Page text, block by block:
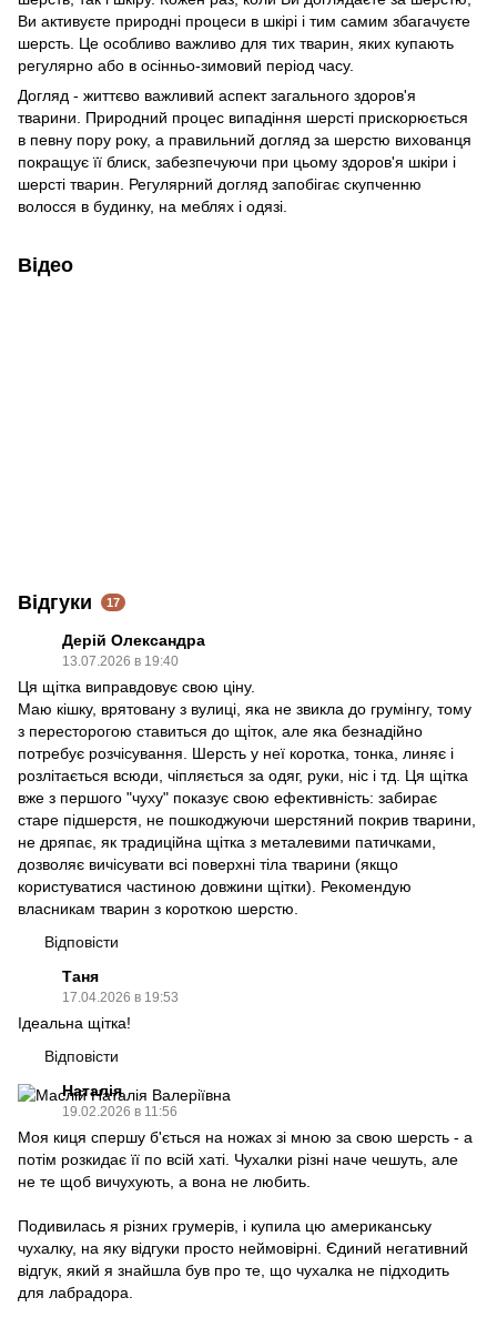
Ви активуєте природні процеси в шкірі і тим самим збагачуєте
шерсть. Це особливо важливо для тих тварин, яких купають
регулярно або в осінньо-зимовий період часу.
Догляд - життєво важливий аспект загального здоров'я
тварини. Природний процес випадіння шерсті прискорюється
в певну пору року, а правильний догляд за шерстю вихованця
покращує її блиск, забезпечуючи при цьому здоров'я шкіри і
шерсті тварин. Регулярний догляд запобігає скупченню
волосся в будинку, на меблях і одязі.
Відео
Відгуки 17
Дерій Олександра
13.07.2026 в 19:40
Ця щітка виправдовує свою ціну.
Маю кішку, врятовану з вулиці, яка не звикла до грумінгу, тому
з пересторогою ставиться до щіток, але яка безнадійно
потребує розчісування. Шерсть у неї коротка, тонка, линяє і
розлітається всюди, чіпляється за одяг, руки, ніс і тд. Ця щітка
вже з першого "чуху" показує свою ефективність: забирає
старе підшерстя, не пошкоджуючи шерстяний покрив тварини,
не дряпає, як традиційна щітка з металевими патичками,
дозволяє вичісувати всі поверхні тіла тварини (якщо
користуватися частиною довжини щітки). Рекомендую
власникам тварин з короткою шерстю.
Відповісти
Таня
17.04.2026 в 19:53
Ідеальна щітка!
Відповісти
Наталія
19.02.2026 в 11:56
Моя киця спершу б'ється на ножах зі мною за свою шерсть - а
потім розкидає її по всій хаті. Чухалки різні наче чешуть, але
не те щоб вичухують, а вона не любить.
Подивилась я різних грумерів, і купила цю американську
чухалку, на яку відгуки просто неймовірні. Єдиний негативний
відгук, який я знайшла був про те, що чухалка не підходить
для лабрадора.